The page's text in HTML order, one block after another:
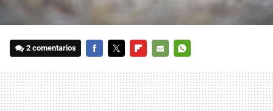
2 comentarios
MAIL